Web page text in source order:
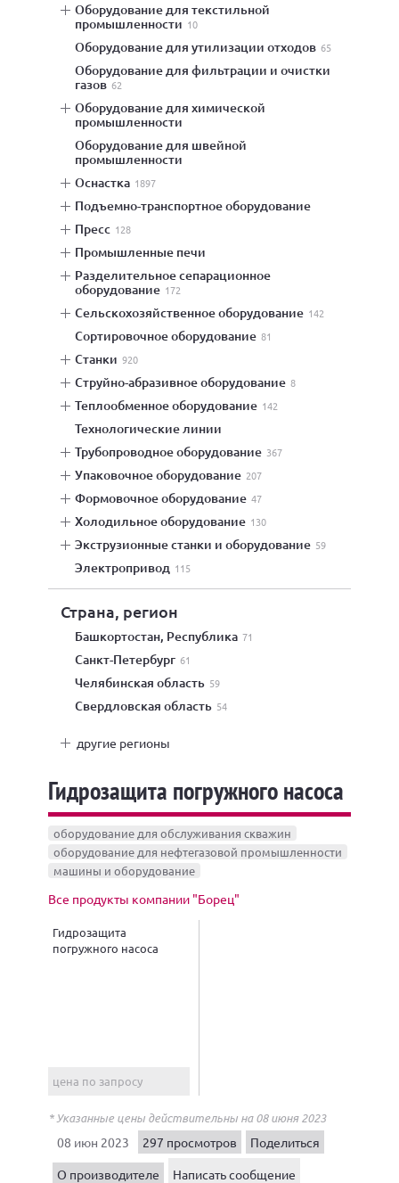
оборудование для текстильной
промышленности 10
оборудование для утилизации отходов 65
оборудование для фильтрации и очистки
газов 62
оборудование для химической
промышленности
оборудование для швейной
промышленности
оснастка 1897
подъемно-транспортное оборудование
пресс 128
промышленные печи
разделительное сепарационное
оборудование 172
сельскохозяйственное оборудование 142
сортировочное оборудование 81
станки 920
струйно-абразивное оборудование 8
теплообменное оборудование 142
технологические линии
трубопроводное оборудование 367
упаковочное оборудование 207
формовочное оборудование 47
холодильное оборудование 130
экструзионные станки и оборудование 59
электропривод 115
Страна, регион
Башкортостан, Республика 71
Санкт-Петербург 61
Челябинская область 59
Свердловская область 54
другие регионы
Гидрозащита погружного насоса
оборудование для обслуживания скважин
оборудование для нефтегазовой промышленности
машины и оборудование
Все продукты компании "Борец"
Гидрозащита
погружного насоса
цена по запросу
* Указанные цены действительны на 08 июня 2023
08 июн 2023
297 просмотров
Поделиться
О производителе
Написать сообщение